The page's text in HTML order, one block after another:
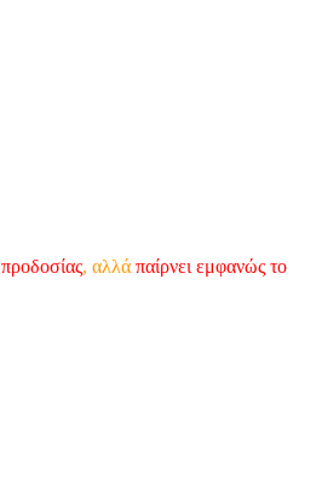
προδοσίας, αλλά παίρνει εμφανώς το